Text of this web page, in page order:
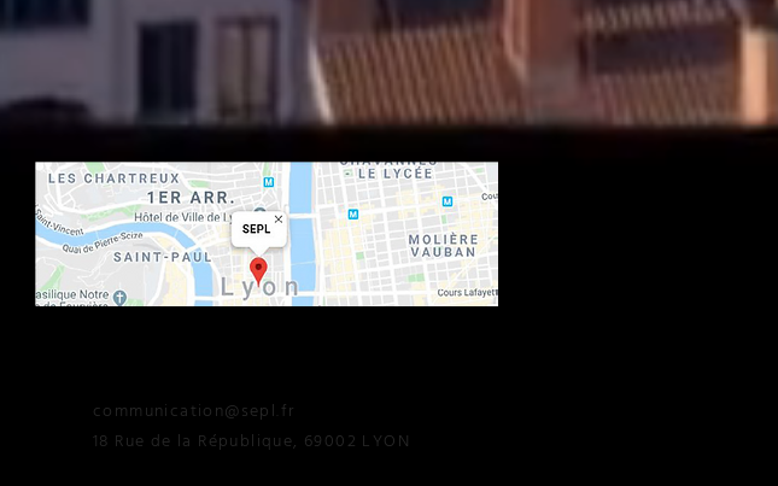
communication@sepl.fr
18 Rue de la République, 69002 LYON